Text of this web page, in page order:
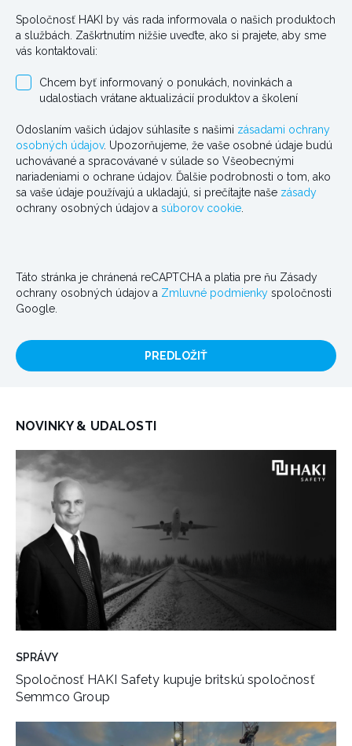
Spoločnosť HAKI by vás rada informovala o našich produktoch
a službách. Zaškrtnutím nižšie uveďte, ako si prajete, aby sme
vás kontaktovali:
Chcem byť informovaný o ponukách, novinkách a
udalostiach vrátane aktualizácií produktov a školení
Odoslaním vašich údajov súhlasíte s našimi zásadami ochrany
osobných údajov. Upozorňujeme, že vaše osobné údaje budú
uchovávané a spracovávané v súlade so Všeobecnými
nariadeniami o ochrane údajov. Ďalšie podrobnosti o tom, ako
sa vaše údaje používajú a ukladajú, si prečítajte naše zásady
ochrany osobných údajov a súborov cookie
Táto stránka je chránená reCAPTCHA a platia pre ňu Zásady
ochrany osobných údajov a Zmluvné podmienky spoločnosti
Google.
PREDLOŽIŤ
NOVINKY & UDALOSTI
SPRÁVY
Spoločnosť HAKI Safety kupuje britskú spoločnosť
Semmco Group